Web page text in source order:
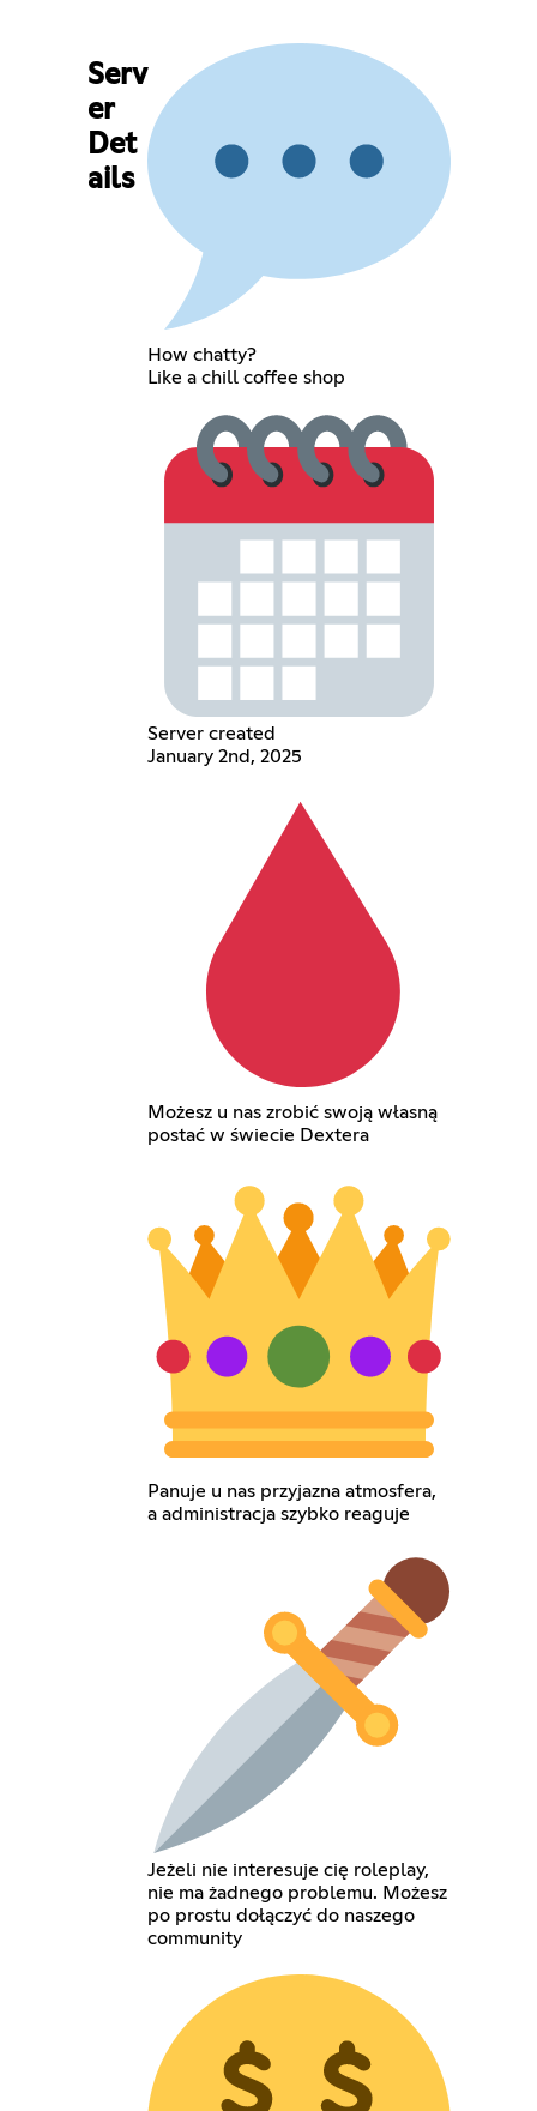
Serv
er
Det
ails
How chatty?
Like a chill coffee shop
Server created
January 2nd, 2025
Możesz u nas zrobić swoją własną
postać w świecie Dextera
Panuje u nas przyjazna atmosfera,
a administracja szybko reaguje
Jeżeli nie interesuje cię roleplay,
nie ma żadnego problemu. Możesz
po prostu dołączyć do naszego
community